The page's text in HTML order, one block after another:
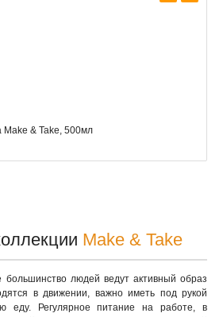
& Take, 500мл
Make & Take
большинство людей ведут активный образ
в движении, важно иметь под рукой
еду. Регулярное питание на работе, в